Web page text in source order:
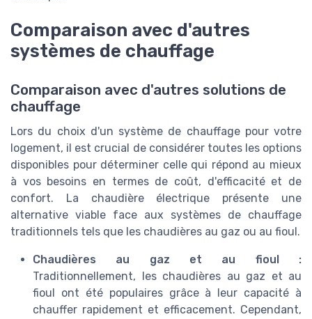
Comparaison avec d'autres
systèmes de chauffage
Comparaison avec d'autres solutions de
chauffage
Lors du choix d'un système de chauffage pour votre
logement, il est crucial de considérer toutes les options
disponibles pour déterminer celle qui répond au mieux
à vos besoins en termes de coût, d'efficacité et de
confort. La chaudière électrique présente une
alternative viable face aux systèmes de chauffage
traditionnels tels que les chaudières au gaz ou au fioul.
Chaudières au gaz et au fioul :
Traditionnellement, les chaudières au gaz et au
fioul ont été populaires grâce à leur capacité à
chauffer rapidement et efficacement. Cependant,